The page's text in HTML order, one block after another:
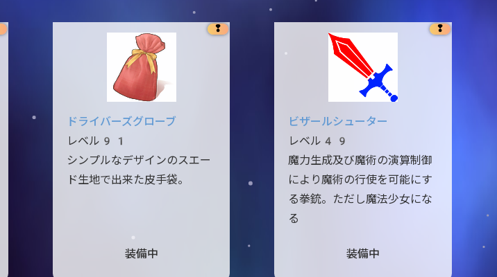
❢
ドライバーズグローブ
レベル91
シンプルなデザインのスエー
ド生地で出来た皮手袋。
装備中
❢
ビザールシューター
レベル49
魔力生成及び魔術の演算制御
により魔術の行使を可能にす
る拳銃。ただし魔法少女にな
る
装備中